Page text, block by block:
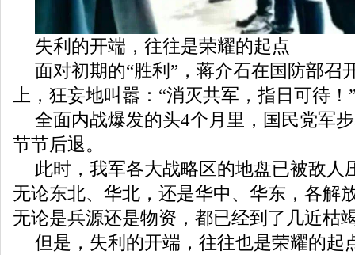
失利的开端，往往是荣耀的起点
面对初期的“胜利”，蒋介石在国防部召
上，狂妄地叫嚣：“消灭共军，指日可待！
全面内战爆发的头4个月里，国民党军
节节后退。
此时，我军各大战略区的地盘已被敌人
无论东北、华北，还是华中、华东，各解
无论是兵源还是物资，都已经到了几近枯
但是，失利的开端，往往也是荣耀的起